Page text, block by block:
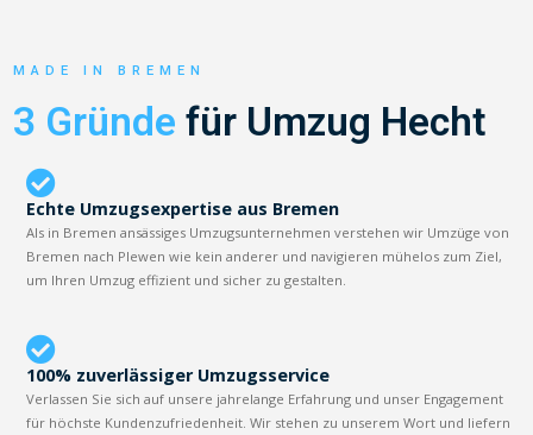
MADE IN BREMEN
3 Gründe für Umzug Hecht
Echte Umzugsexpertise aus Bremen
Als in Bremen ansässiges Umzugsunternehmen verstehen wir Umzüge von
Bremen nach Plewen wie kein anderer und navigieren mühelos zum Ziel,
um Ihren Umzug effizient und sicher zu gestalten.
100% zuverlässiger Umzugsservice
Verlassen Sie sich auf unsere jahrelange Erfahrung und unser Engagement
für höchste Kundenzufriedenheit. Wir stehen zu unserem Wort und liefern